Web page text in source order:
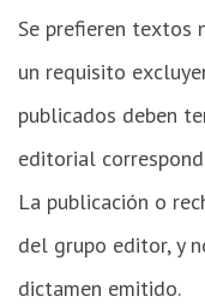
Se prefieren textos
un requisito
publicados deben
editorial
La publicación o
del grupo editor, y
dictamen emitido.